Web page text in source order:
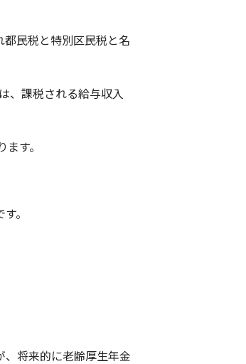
民税と特別区民税と名
、課税される給与収入
す。
。
将来的に老齢厚生年金